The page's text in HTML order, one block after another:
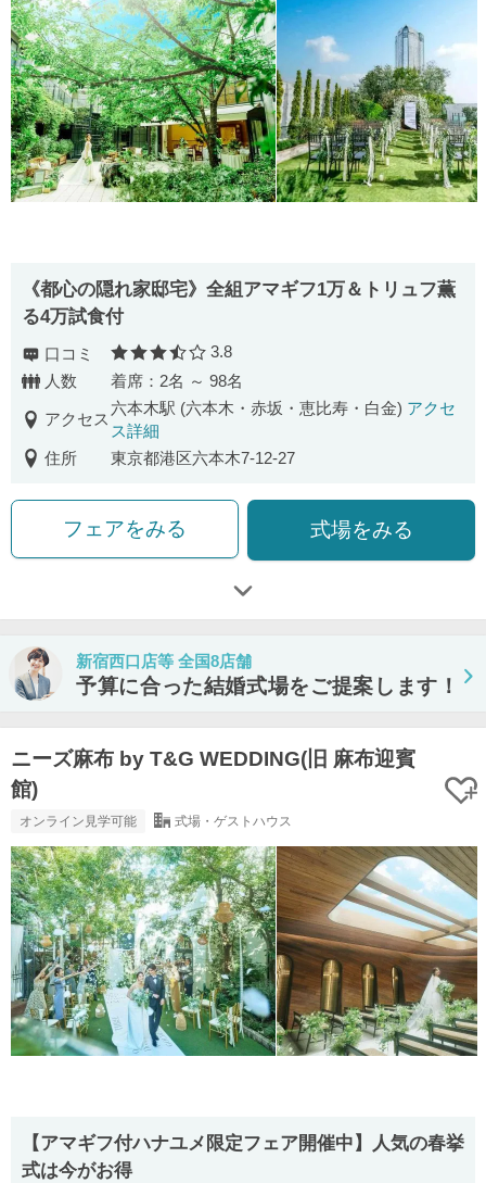
《都心の隠れ家邸宅》全組アマギフ1万＆トリュフ薫
る4万試食付
口コミ 口コミ評価
3.8
人数
着席：2名 ～ 98名
アクセス
六本木駅 (六本木・赤坂・恵比寿・白金) アクセ
ス詳細
住所
東京都港区六本木7-12-27
フェアをみる 式場をみる
新宿西口店等 全国8店舗
予算に合った結婚式場をご提案します！
ニーズ麻布 by T&G WEDDING(旧 麻布迎賓
館)
オンライン見学可能 式場・ゲストハウス
【アマギフ付ハナユメ限定フェア開催中】人気の春挙
式は今がお得